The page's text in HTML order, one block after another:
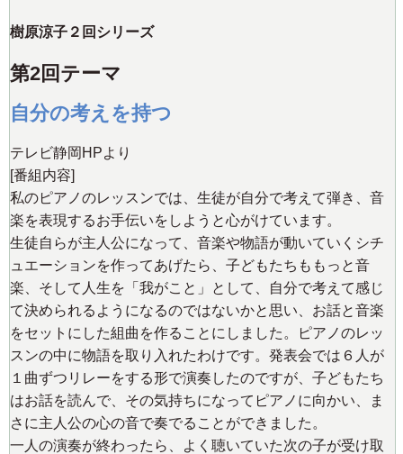
樹原涼子２回シリーズ
第2回テーマ
自分の考えを持つ
テレビ静岡HPより
[番組内容]
私のピアノのレッスンでは、生徒が自分で考えて弾き、音
楽を表現するお手伝いをしようと心がけています。
生徒自らが主人公になって、音楽や物語が動いていくシチ
ュエーションを作ってあげたら、子どもたちももっと音
楽、そして人生を「我がこと」として、自分で考えて感じ
て決められるようになるのではないかと思い、お話と音楽
をセットにした組曲を作ることにしました。ピアノのレッ
スンの中に物語を取り入れたわけです。発表会では６人が
１曲ずつリレーをする形で演奏したのですが、子どもたち
はお話を読んで、その気持ちになってピアノに向かい、ま
さに主人公の心の音で奏でることができました。
一人の演奏が終わったら、よく聴いていた次の子が受け取